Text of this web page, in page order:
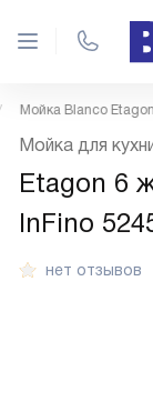
Мойка Blanco
нет отзывов
Мойка для
Etagon 6
InFino